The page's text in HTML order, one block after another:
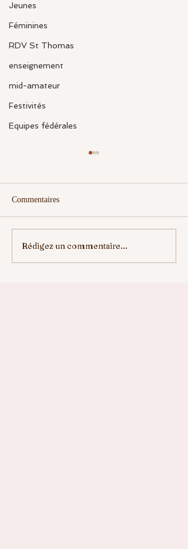
Jeunes
Féminines
RDV St Thomas
enseignement
mid-amateur
Festivités
Equipes fédérales
COMPETITION OCTOBRE
Commentaires
Rédigez un commentaire...